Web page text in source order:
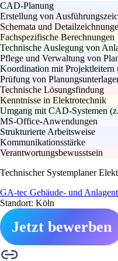
CAD-Planung
Erstellung von
Schemata und
Fachspezifische Berechnungen
Technische Auslegung von
Pflege und Verwaltung von
Koordination mit Projektleitern
Prüfung von
Technische Lösungsfindung
Kenntnisse in Elektrotechnik
Umgang mit CAD-Systemen
MS-Office-Anwendungen
Strukturierte Arbeitsweise
Kommunikationsstärke
Verantwortungsbewusstsein
Technischer Systemplaner
GA-tec Gebäude- und
Standort: Köln
Jetzt bewerben